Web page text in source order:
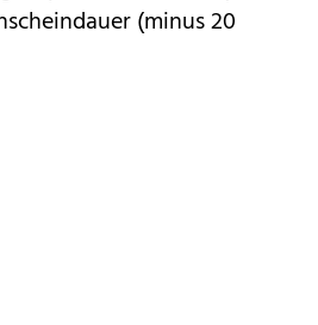
(minus 20